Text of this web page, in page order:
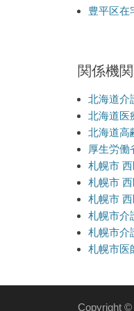
豊平区在
関係機関
北海道介
北海道医
北海道高
厚生労働
札幌市
札幌市
札幌市
札幌市介
札幌市介
札幌市医
Copyright ©